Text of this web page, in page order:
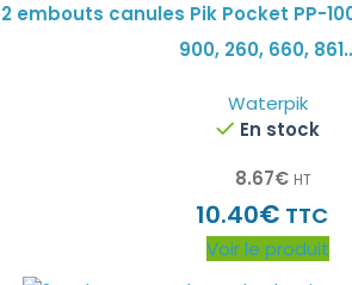
2 embouts canules Pik Pocket PP-
900, 260, 660,
Waterpik
En stock
8.67€ HT
10.40€ TTC
Voir le produit